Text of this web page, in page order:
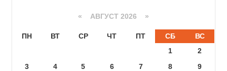
« АВГУСТ 2026 »
ПН ВТ СР ЧТ ПТ СБ
ВС
1
2
3
4 5 6 7 8
9